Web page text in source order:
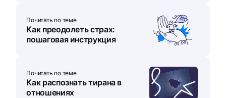
Почитать по теме
Как преодолеть страх:
пошаговая инструкция
Почитать по теме
Как распознать тирана в
отношениях